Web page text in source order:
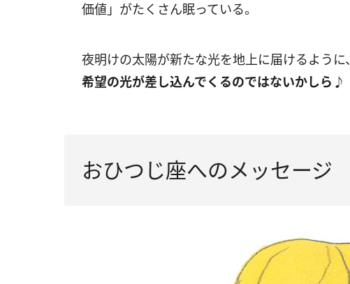
価値」がたくさん眠っている。
夜明けの太陽が新たな光を地上に届けるように、
希望の光が差し込んでくるのではないかしら♪
おひつじ座へのメッセージ